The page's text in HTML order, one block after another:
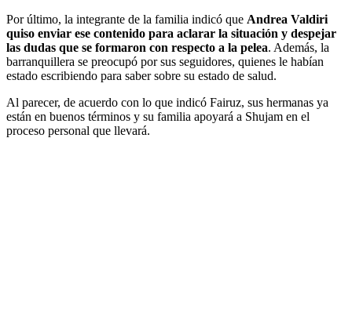
Por último, la integrante de la familia indicó que Andrea Valdiri
quiso enviar ese contenido para aclarar la situación y despejar
las dudas que se formaron con respecto a la pelea. Además, la
barranquillera se preocupó por sus seguidores, quienes le habían
estado escribiendo para saber sobre su estado de salud.
Al parecer, de acuerdo con lo que indicó Fairuz, sus hermanas ya
están en buenos términos y su familia apoyará a Shujam en el
proceso personal que llevará.